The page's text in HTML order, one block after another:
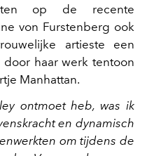
op de recente
von Furstenberg ook
artieste een
haar werk tentoon
Manhattan.
ontmoet heb, was ik
en dynamisch
om tijdens de